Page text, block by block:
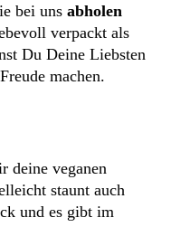
bei uns abholen
verpackt als
Du Deine Liebsten
machen.
deine veganen
staunt auch
und es gibt im